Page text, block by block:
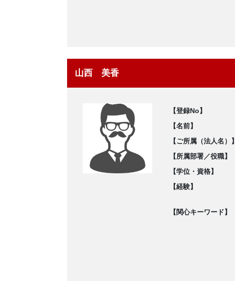
山西 美香
【登録No】
【名前】
【ご所属（法人名）】
【所属部署／役職】
【学位・資格】
【経験】
【関心キーワード】